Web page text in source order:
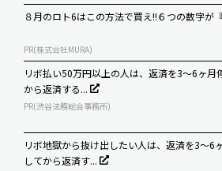
８月のロト6はこの方法で買え!!６つの数字が
PR(株式会社MURA)
リボ払い50万円以上の人は、返済を3～6ヶ月
から返済する...
PR(渋谷法務総合事務所)
リボ地獄から抜け出したい人は、返済を3～6
してから返済す...